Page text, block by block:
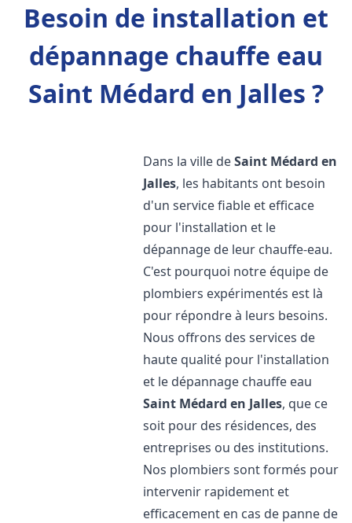
Besoin de installation et
dépannage chauffe eau
Saint Médard en Jalles ?
Dans la ville deSaint Médard en
Jalles, les habitants ont besoin
d'un service fiable et efficace
pour l'installation et le
dépannage de leur chauffe-eau.
C'est pourquoi notre équipe de
plombiers expérimentés est là
pour répondre à leurs besoins.
Nous offrons des services de
haute qualité pour l'installation
et le dépannage chauffe eau
Saint Médard en Jalles, que ce
soit pour des résidences, des
entreprises ou des institutions.
Nos plombiers sont formés pour
intervenir rapidement et
efficacement en cas de panne de